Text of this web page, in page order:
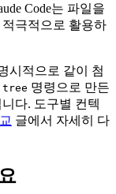
Code는 파일을
극적으로 활용하
시적으로 같이 첨
tree 명령으로 만든
다. 도구별 컨텍
글에서 자세히 다